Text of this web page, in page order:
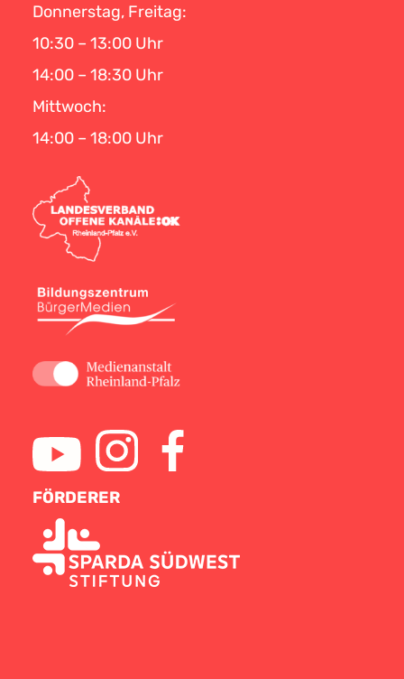
Donnerstag, Freitag:
10:30 – 13:00 Uhr
14:00 – 18:30 Uhr
Mittwoch:
14:00 – 18:00 Uhr
FÖRDERER